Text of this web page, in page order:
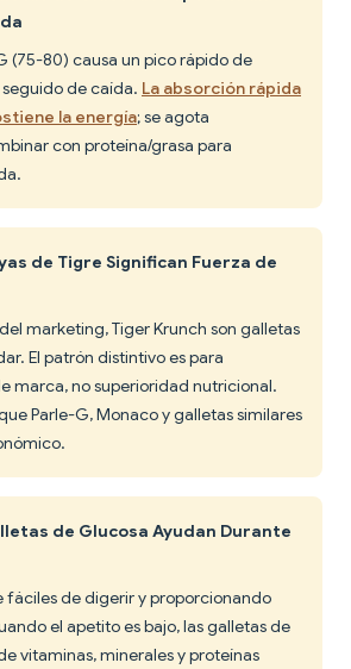
(75-80) causa un pico rápido de
de caída. La absorción rápida
la energía; se agota
con proteína/grasa para
de Tigre Significan Fuerza de
marketing, Tiger Krunch son galletas
El patrón distintivo es para
marca, no superioridad nutricional.
Parle-G, Monaco y galletas similares
de Glucosa Ayudan Durante
fáciles de digerir y proporcionando
el apetito es bajo, las galletas de
vitaminas, minerales y proteínas